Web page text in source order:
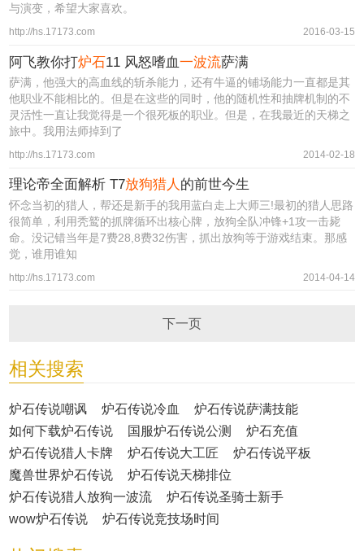
与演变，希望大家喜欢。
http://hs.17173.com 2016-03-15
阿飞教你打炉石11 风怒嗜血一波流萨满
萨满，他强大的高血线的斩杀能力，还有牛逼的铺场能力一直都是其
他职业不能相比的。但是在这些的同时，他的随机性和抽牌机制的不
灵活性一直让我觉得是一个很死板的职业。但是，在我最近的天梯之
旅中。我用法师掉到了
http://hs.17173.com 2014-02-18
理论帝全面解析 T7放狗猎人 的前世今生
怀念当初的猎人，帮还是新手的我用蓝白走上大师三!最初的猎人思路
很简单，利用秃鹫的抓牌循环出核心牌，放狗全队冲锋+1攻一击毙
命。没记错当年是7费28,8费32伤害，抓出放狗等于游戏结束。那感
觉，谁用谁知
http://hs.17173.com 2014-04-14
下一页
相关搜索
炉石传说嘲讽 炉石传说冷血
炉石传说萨满技能
如何下载炉石传说
国服炉石传说公测
炉石充值
炉石传说猎人卡牌
炉石传说大工匠
炉石传说平板
魔兽世界炉石传说
炉石传说天梯排位
炉石传说猎人放狗一波流
炉石传说圣骑士新手
wow炉石传说
炉石传说竞技场时间